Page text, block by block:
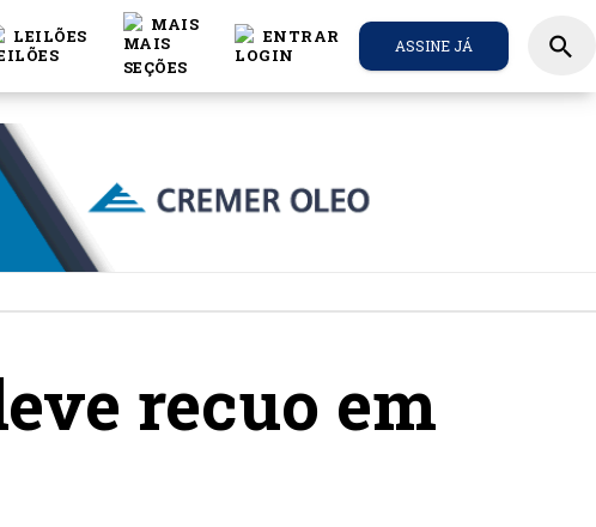
LEILÕES
MAIS
ENTRAR ASSINE JÁ search
recuo em